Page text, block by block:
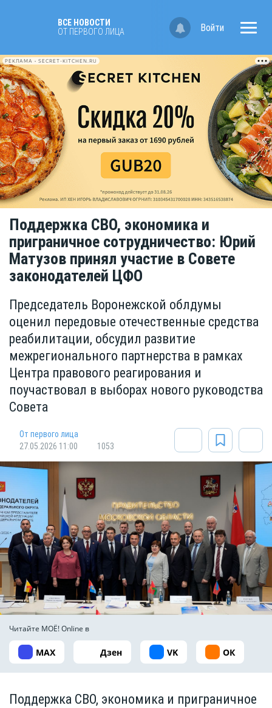
ВСЕ НОВОСТИ
ОТ ПЕРВОГО ЛИЦА
Войти
РЕКЛАМА • SECRET-KITCHEN.RU
Поддержка СВО, экономика и
приграничное сотрудничество: Юрий
Матузов принял участие в Совете
законодателей ЦФО
Председатель Воронежской облдумы
оценил передовые отечественные средства
реабилитации, обсудил развитие
межрегионального партнерства в рамках
Центра правового реагирования и
поучаствовал в выборах нового руководства
Совета
От первого лица
27.05.2026 11:00
1053
Читайте МОЁ! Online в
MAX Дзен VK ОК
Поддержка СВО, экономика и приграничное